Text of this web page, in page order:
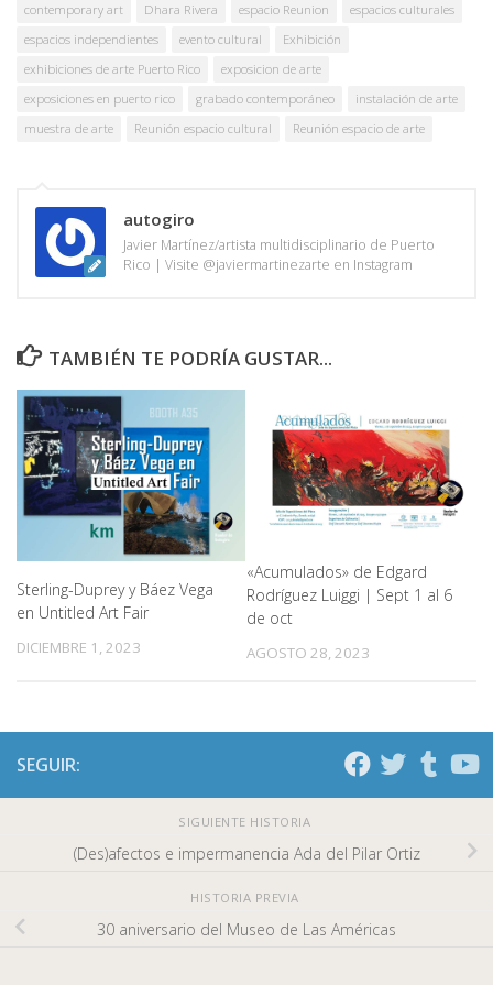
contemporary art
Dhara Rivera espacio Reunion
espacios culturales
espacios independientes
evento cultural
Exhibición
exhibiciones de arte Puerto Rico
exposicion de arte
exposiciones en puerto rico
grabado contemporáneo
instalación de arte
muestra de arte
Reunión espacio cultural Reunión espacio de arte
autogiro
Javier Martínez/artista multidisciplinario de Puerto
Rico | Visite @javiermartinezarte en Instagram
TAMBIÉN TE PODRÍA GUSTAR...
Sterling-Duprey y Báez Vega
en Untitled Art Fair
DICIEMBRE 1, 2023
«Acumulados» de Edgard
Rodríguez Luiggi | Sept 1 al 6
de oct
AGOSTO 28, 2023
SEGUIR:
SIGUIENTE HISTORIA
(Des)afectos e impermanencia Ada del Pilar Ortiz
HISTORIA PREVIA
30 aniversario del Museo de Las Américas